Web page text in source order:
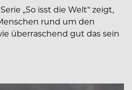
„So isst die Welt“ zeigt,
rund um den
überraschend gut das sein